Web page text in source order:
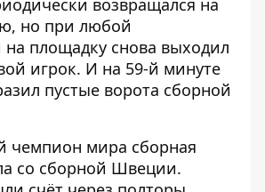
возвращался на
но при любой
площадку снова выходил
игрок. И на 59-й минуте
пустые ворота сборной
чемпион мира сборная
со сборной Швеции.